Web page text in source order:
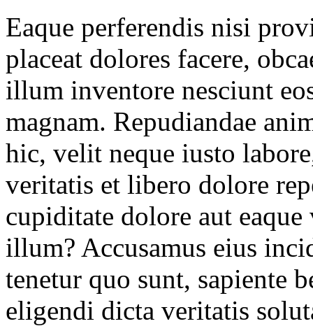
Eaque perferendis nisi
placeat dolores facere,
illum inventore nesciunt
magnam. Repudiandae
hic, velit neque iusto
veritatis et libero dolore
cupiditate dolore aut
illum? Accusamus eius
tenetur quo sunt, sapiente
eligendi dicta veritatis